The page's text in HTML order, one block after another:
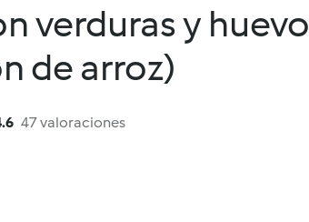
verduras y huevo
de arroz)
47 valoraciones